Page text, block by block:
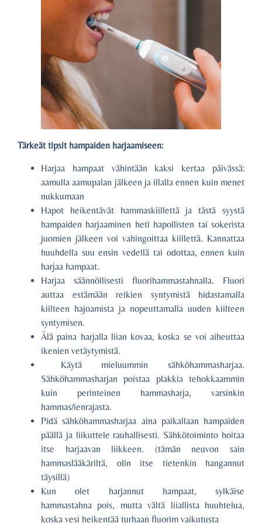
Tärkeät tipsit hampaiden harjaamiseen:
Harjaa hampaat vähintään kaksi kertaa päivässä:
aamulla aamupalan jälkeen ja illalla ennen kuin menet
nukkumaan
Hapot heikentävät hammaskiillettä ja tästä syystä
hampaiden harjaaminen heti hapollisten tai sokerista
juomien jälkeen voi vahingoittaa kiillettä. Kannattaa
huuhdella suu ensin vedellä tai odottaa, ennen kuin
harjaa hampaat.
Harjaa säännöllisesti fluorihammastahnalla. Fluori
auttaa estämään reikien syntymistä hidastamalla
kiilteen hajoamista ja nopeuttamalla uuden kiilteen
syntymisen.
Älä paina harjalla liian kovaa, koska se voi aiheuttaa
ikenien vetäytymistä.
Käytä mieluummin sähköhammasharjaa.
Sähköhammasharjan poistaa plakkia tehokkaammin
kuin perinteinen hammasharja, varsinkin
hammas/ienrajasta.
Pidä sähköhammasharjaa aina paikallaan hampaiden
päällä ja liikuttele rauhallisesti. Sähkötoiminto hoitaa
itse harjaavan liikkeen. (tämän neuvon sain
hammaslääkäriltä, olin itse tietenkin hangannut
täysillä)
Kun olet harjannut hampaat, sylkäise
hammastahna pois, mutta vältä liiallista huuhtelua,
koska vesi heikentää turhaan fluorim vaikutusta